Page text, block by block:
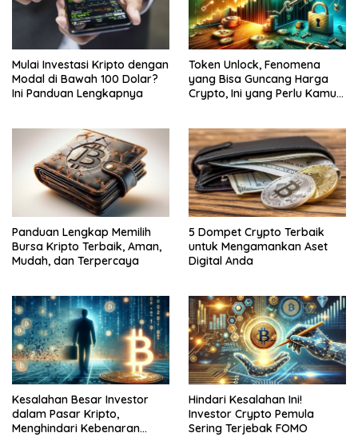
Mulai Investasi Kripto dengan
Modal di Bawah 100 Dolar?
Ini Panduan Lengkapnya
Token Unlock, Fenomena
yang Bisa Guncang Harga
Crypto, Ini yang Perlu Kamu
Panduan Lengkap Memilih
Bursa Kripto Terbaik, Aman,
Mudah, dan Terpercaya
5 Dompet Crypto Terbaik
untuk Mengamankan Aset
Digital Anda
Kesalahan Besar Investor
dalam Pasar Kripto,
Menghindari Kebenaran
Hindari Kesalahan Ini!
Investor Crypto Pemula
Sering Terjebak FOMO